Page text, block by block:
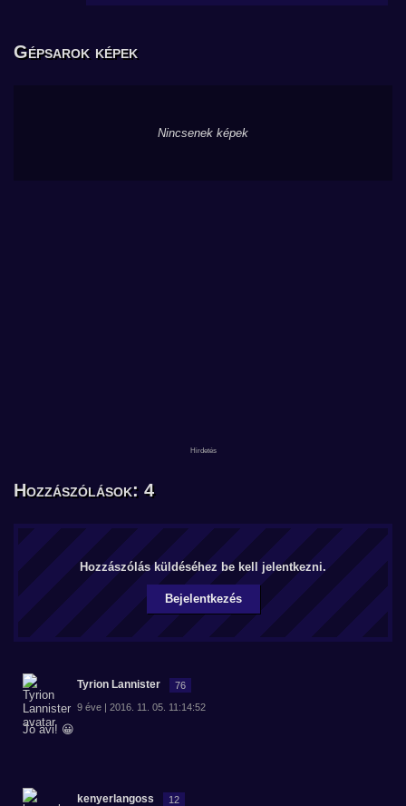
Gépsarok képek
Nincsenek képek
Hozzászólások: 4
Hozzászólás küldéséhez be kell jelentkezni.
Bejelentkezés
Tyrion Lannister 76
9 éve | 2016. 11. 05. 11:14:52
Jó avi! 😀
kenyerlangoss 12